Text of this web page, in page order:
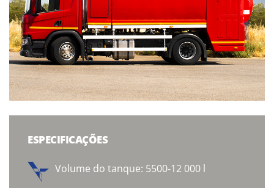
ESPECIFICAÇÕES
Volume do tanque: 5500-12 000 l